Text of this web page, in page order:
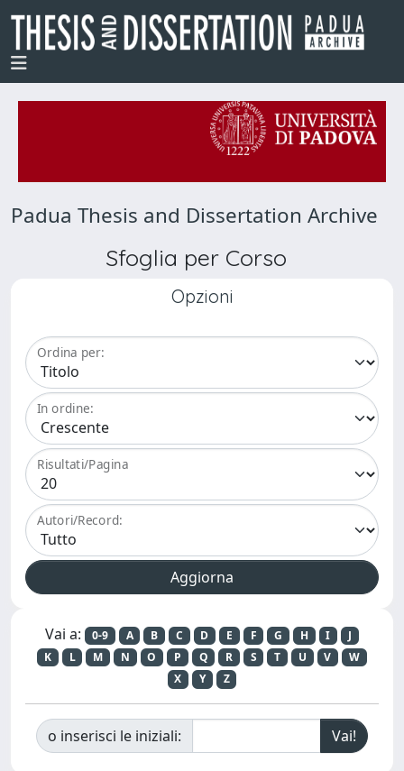
Padua Thesis and Dissertation Archive
Sfoglia per Corso
Opzioni
Ordina per:
In ordine:
Risultati/Pagina
Autori/Record:
Vai a: 0-9 A B C D E F G H I
J
K
L M N O P Q R S T U V
W
X
Y Z
o inserisci le iniziali: